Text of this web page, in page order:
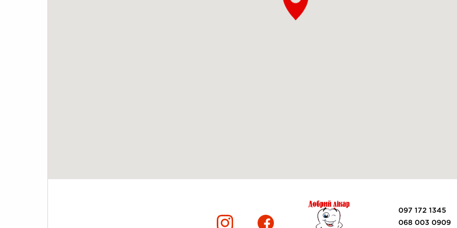
097 172 1345
068 003 0909